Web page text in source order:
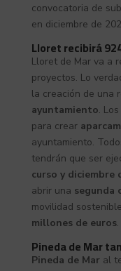
convocatoria de
en diciembre de
Lloret recibirá
Lloret de Mar va a
proyectos. Lo
la creación de una
ayuntamiento. Los
para crear
ayuntamiento.
tendrán que ser
curso y diciembre
abrir una segunda
movilidad
millones de euros.
Pineda de Mar
Pineda de Maral